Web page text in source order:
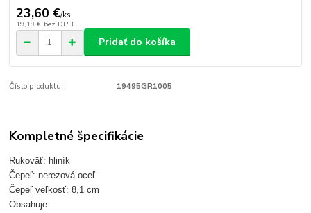
23,60 €/ks
19,19 € bez DPH
Pridať do košíka
Číslo produktu: 19495GR1005
Kompletné špecifikácie
Rukoväť: hliník
Čepeľ: nerezová oceľ
Čepeľ veľkosť: 8,1 cm
Obsahuje: